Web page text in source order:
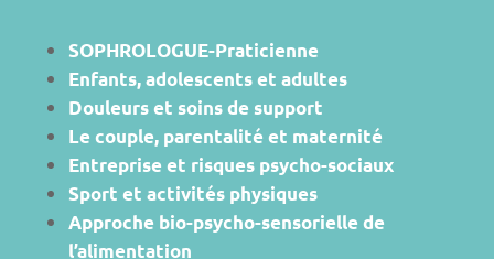
SOPHROLOGUE-Praticienne
Enfants, adolescents et adultes
Douleurs et soins de support
Le couple, parentalité et maternité
Entreprise et risques psycho-sociaux
Sport et activités physiques
Approche bio-psycho-sensorielle de
l’alimentation